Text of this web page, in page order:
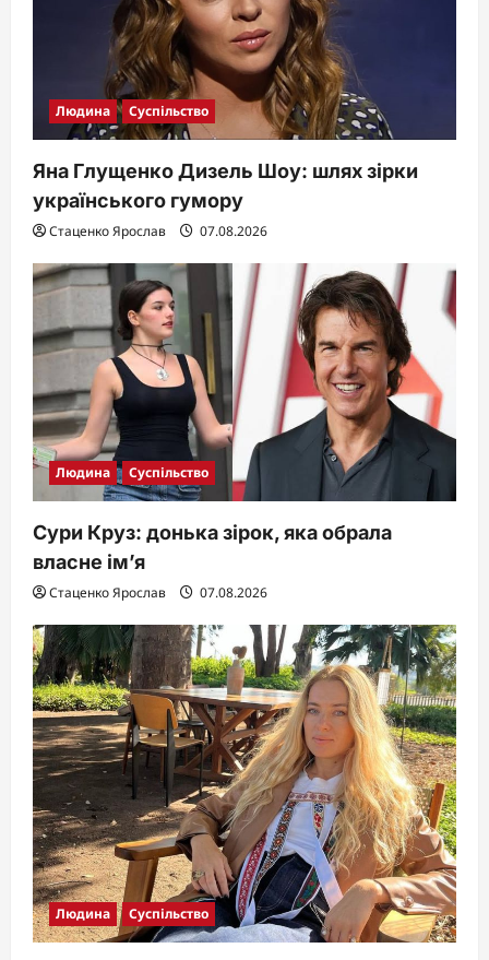
Людина Суспільство
Яна Глущенко Дизель Шоу: шлях зірки
українського гумору
Стаценко Ярослав 07.08.2026
Людина Суспільство
Сури Круз: донька зірок, яка обрала
власне ім’я
Стаценко Ярослав 07.08.2026
Людина Суспільство